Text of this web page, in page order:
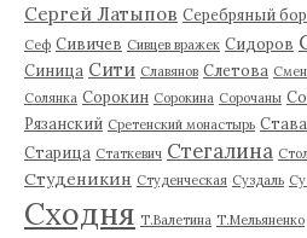
Сергей Латыпов Серебряный бор
Сеф Сивичев Сивцев вражек Сидоров
Синица Сити Славянов Слетова
Солянка Сорокин Сорокина Сорочаны
Рязанский Сретенский монастырь
Старица Статкевич Стегалина
Студеникин Студенческая Суздаль
Сходня Т.Валетина Т.Мельяненко